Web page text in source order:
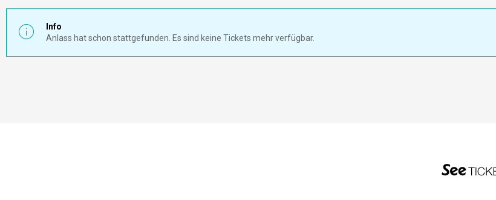
Info
Anlass hat schon stattgefunden. Es sind keine Tickets mehr verfügbar.